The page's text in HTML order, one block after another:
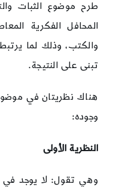
طرح موضوع الثبات
المحافل الفكرية
والكتب، وذلك لما
تبنى على النتيجة.
هناك نظريتان في
وجوده:
النظرية الأولى
وهي تقول: لا يوجد في